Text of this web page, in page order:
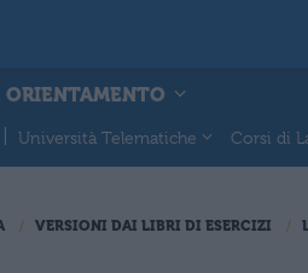
ORIENTAMENTO
Università Telematiche Corsi di
VERSIONI DAI LIBRI DI ESERCIZI